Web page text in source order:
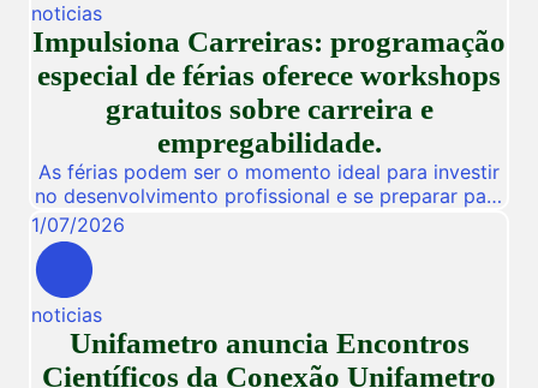
noticias
Impulsiona Carreiras: programação
especial de férias oferece workshops
gratuitos sobre carreira e
empregabilidade.
As férias podem ser o momento ideal para investir
no desenvolvimento profissional e se preparar para
novas oportunidades no mercado de trabalho.
Pensando nisso, a Unifametro Carreiras promoverá,
de 27 a 31 de julho, o Impulsiona Carreiras, uma
programação especial de férias composta por
workshops online e gratuitos voltados para alunos,
egressos e público interessado. […]
1/07/2026
noticias
Unifametro anuncia Encontros
Científicos da Conexão Unifametro